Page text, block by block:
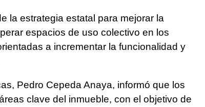
la estrategia estatal para mejorar la
espacios de uso colectivo en los
a incrementar la funcionalidad y
Pedro Cepeda Anaya, informó que los
clave del inmueble, con el objetivo de